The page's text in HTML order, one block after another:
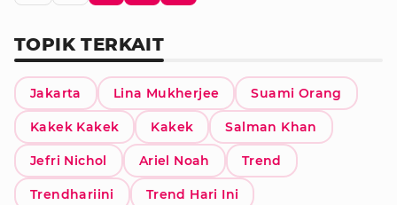
TOPIK TERKAIT
Jakarta Lina Mukherjee Suami Orang
Kakek Kakek Kakek Salman Khan
Jefri Nichol Ariel Noah Trend
Trendhariini Trend Hari Ini